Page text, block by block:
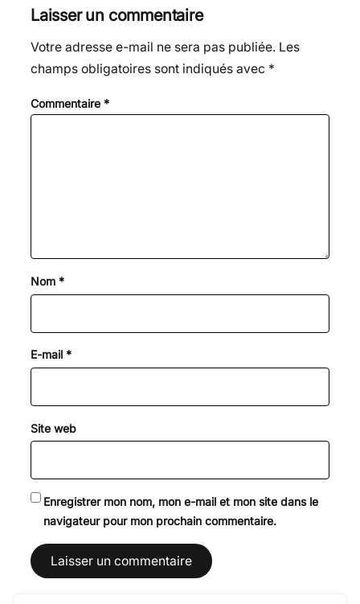
Laisser un commentaire
Votre adresse e-mail ne sera pas publiée. Les
champs obligatoires sont indiqués avec *
Commentaire *
Nom *
E-mail *
Site web
Enregistrer mon nom, mon e-mail et mon site dans le
navigateur pour mon prochain commentaire.